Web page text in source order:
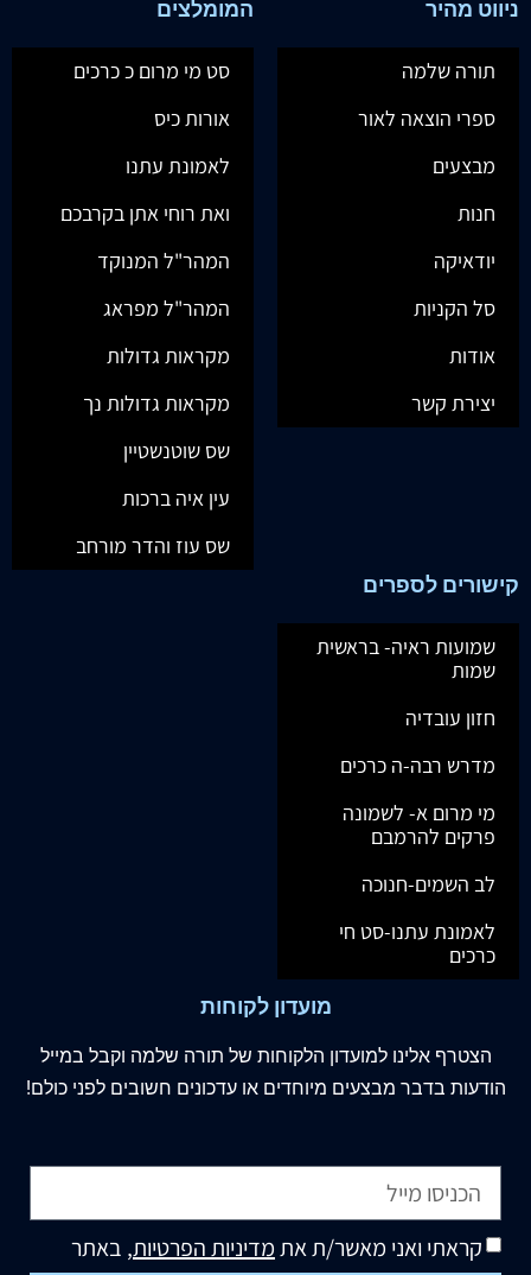
ניווט מהיר
תורה שלמה
ספרי הוצאה לאור
מבצעים
חנות
יודאיקה
סל הקניות
אודות
יצירת קשר
המומלצים
סט מי מרום כ כרכים
אורות כיס
לאמונת עתנו
ואת רוחי אתן בקרבכם
המהר"ל המנוקד
המהר"ל מפראג
מקראות גדולות
מקראות גדולות נך
שס שוטנשטיין
עין איה ברכות
שס עוז והדר מורחב
קישורים לספרים
שמועות ראיה- בראשית
שמות
חזון עובדיה
מדרש רבה-ה כרכים
מי מרום א- לשמונה
פרקים להרמבם
לב השמים-חנוכה
לאמונת עתנו-סט חי
כרכים
מועדון לקוחות
הצטרף אלינו למועדון הלקוחות של תורה שלמה וקבל במייל
הודעות בדבר מבצעים מיוחדים או עדכונים חשובים לפני כולם!
קראתי ואני מאשר/ת אתמדיניות הפרטיות, באתר